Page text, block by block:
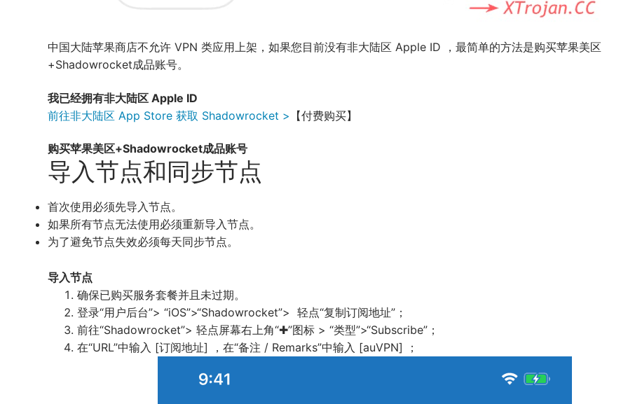
中国大陆苹果商店不允许 VPN 类应用上架，如果您目前没有非大陆区 Apple ID ，最简单的方法是购买苹果美区
+Shadowrocket成品账号。
我已经拥有非大陆区 Apple ID
前往非大陆区 App Store 获取 Shadowrocket > 【付费购买】
购买苹果美区+Shadowrocket成品账号
导入节点和同步节点
首次使用必须先导入节点。
如果所有节点无法使用必须重新导入节点。
为了避免节点失效必须每天同步节点。
导入节点
确保已购买服务套餐并且未过期。
登录“用户后台”> “iOS”>“Shadowrocket”> 轻点“复制订阅地址”；
前往“Shadowrocket”> 轻点屏幕右上角“✚”图标 > “类型”>“Subscribe”；
在“URL”中输入 [订阅地址] ，在“备注 / Remarks”中输入 [auVPN] ；